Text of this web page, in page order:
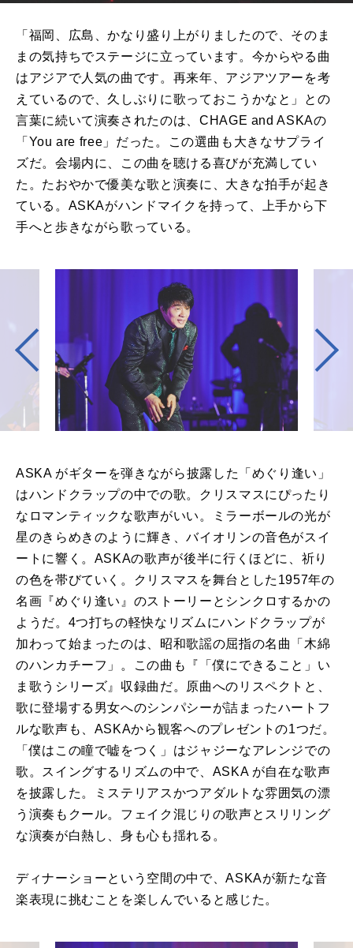
「福岡、広島、かなり盛り上がりましたので、そのま
まの気持ちでステージに⽴っています。今からやる曲
はアジアで⼈気の曲です。再来年、アジアツアーを考
えているので、久しぶりに歌っておこうかなと」との
⾔葉に続いて演奏されたのは、CHAGE and ASKAの
「You are free」だった。この選曲も⼤きなサプライ
ズだ。会場内に、この曲を聴ける喜びが充満してい
た。たおやかで優美な歌と演奏に、⼤きな拍⼿が起き
ている。ASKAがハンドマイクを持って、上⼿から下
⼿へと歩きながら歌っている。
ASKA がギターを弾きながら披露した「めぐり逢い」
はハンドクラップの中での歌。クリスマスにぴったり
なロマンティックな歌声がいい。ミラーボールの光が
星のきらめきのように輝き、バイオリンの⾳⾊がスイ
ートに響く。ASKAの歌声が後半に⾏くほどに、祈り
の⾊を帯びていく。クリスマスを舞台とした1957年の
名画『めぐり逢い』のストーリーとシンクロするかの
ようだ。4つ打ちの軽快なリズムにハンドクラップが
加わって始まったのは、昭和歌謡の屈指の名曲「⽊綿
のハンカチーフ」。この曲も『「僕にできること」い
ま歌うシリーズ』収録曲だ。原曲へのリスペクトと、
歌に登場する男⼥へのシンパシーが詰まったハートフ
ルな歌声も、ASKAから観客へのプレゼントの1つだ。
「僕はこの瞳で嘘をつく」はジャジーなアレンジでの
歌。スイングするリズムの中で、ASKA が⾃在な歌声
を披露した。ミステリアスかつアダルトな雰囲気の漂
う演奏もクール。フェイク混じりの歌声とスリリング
な演奏が⽩熱し、⾝も⼼も揺れる。
ディナーショーという空間の中で、ASKAが新たな⾳
楽表現に挑むことを楽しんでいると感じた。